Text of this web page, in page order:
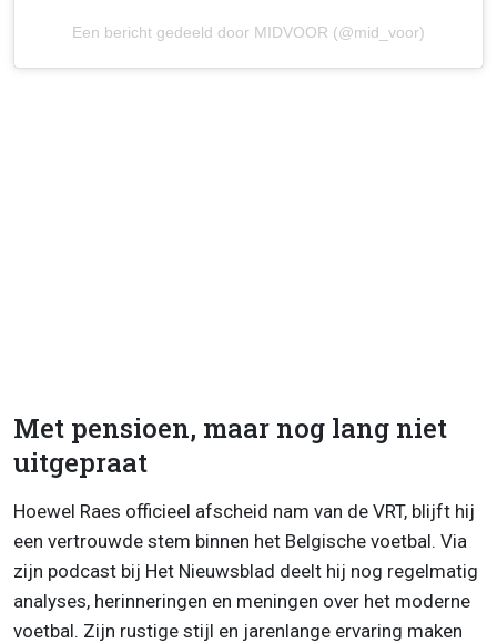
Een bericht gedeeld door MIDVOOR (@mid_voor)
Met pensioen, maar nog lang niet
uitgepraat
Hoewel Raes officieel afscheid nam van de VRT, blijft hij
een vertrouwde stem binnen het Belgische voetbal. Via
zijn podcast bij Het Nieuwsblad deelt hij nog regelmatig
analyses, herinneringen en meningen over het moderne
voetbal. Zijn rustige stijl en jarenlange ervaring maken